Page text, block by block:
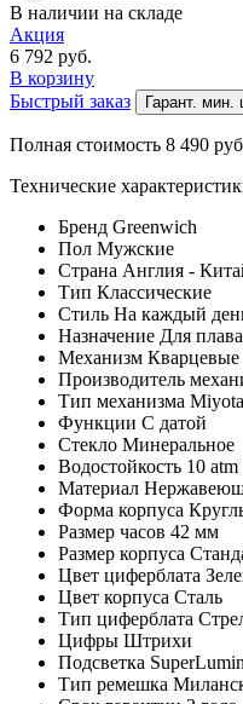
В наличии на складе
Акция
6 792 руб.
В корзину
Быстрый заказ
Гарант. мин.
Полная стоимость 8 490
Технические
Бренд Greenwich
Пол Мужские
Страна Англия -
Тип Классические
Стиль На каждый
Назначение Для
Механизм Кварцевые
Производитель
Тип механизма Miyota
Функции С датой
Стекло Минеральное
Водостойкость 10 atm
Материал
Форма корпуса
Размер часов 42 мм
Размер корпуса
Цвет циферблата
Цвет корпуса Сталь
Тип циферблата
Цифры Штрихи
Подсветка
Тип ремешка